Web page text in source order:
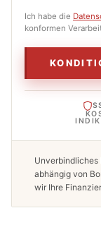
Ich habe die
konformen
Unverbindliches
abhängig von
wir Ihre